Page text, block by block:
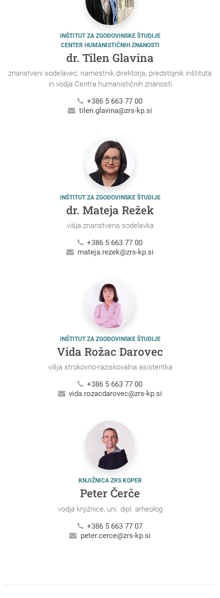
INŠTITUT ZA ZGODOVINSKE ŠTUDIJE
CENTER HUMANISTIČNIH ZNANOSTI
dr. Tilen Glavina
znanstveni sodelavec, namestnik direktorja, predstojnik inštituta
in vodja Centra humanističnih znanosti
+386 5 663 77 00
tilen.glavina@zrs-kp.si
INŠTITUT ZA ZGODOVINSKE ŠTUDIJE
dr. Mateja Režek
višja znanstvena sodelavka
+386 5 663 77 00
mateja.rezek@zrs-kp.si
INŠTITUT ZA ZGODOVINSKE ŠTUDIJE
Vida Rožac Darovec
višja strokovno-raziskovalna asistentka
+386 5 663 77 00
vida.rozacdarovec@zrs-kp.si
KNJIŽNICA ZRS KOPER
Peter Čerče
vodja knjižnice, uni. dipl. arheolog
+386 5 663 77 07
peter.cerce@zrs-kp.si